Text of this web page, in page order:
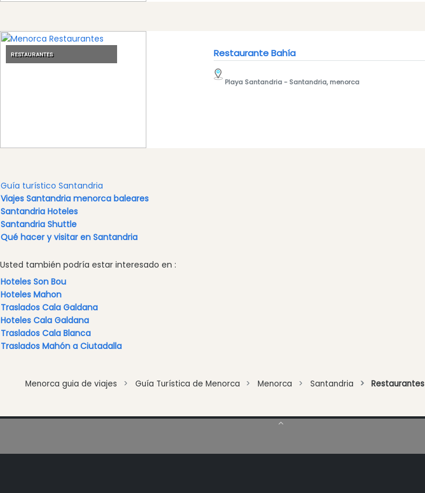
RESTAURANTES Restaurante Bahía
Playa Santandria- Santandria, menorca
Guía turístico Santandria
Viajes Santandria menorca baleares
Santandria Hoteles
Santandria Shuttle
Qué hacer y visitar en Santandria
Usted también podría estar interesado en :
Hoteles Son Bou
Hoteles Mahon
Traslados Cala Galdana
Hoteles Cala Galdana
Traslados Cala Blanca
Traslados Mahón a Ciutadalla
Menorca guia de viajes Guía Turística de Menorca Menorca Santandria Restaurantes